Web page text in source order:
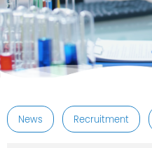
post
News Recruitment